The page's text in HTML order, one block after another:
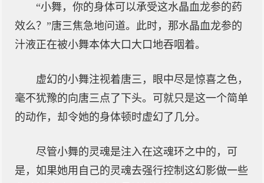
“小舞，你的身体可以承受这水晶血龙参的药
效么？”唐三焦急地问道。此时，那水晶血龙参的
汁液正在被小舞本体大口大口地吞咽着。
虚幻的小舞注视着唐三，眼中尽是惊喜之色，
毫不犹豫的向唐三点了下头。可就只是这一个简单
的动作，却令她的身体顿时虚幻了几分。
尽管小舞的灵魂是注入在这魂环之中的，可
是，如果她用自己的灵魂去强行控制这幻影做一些